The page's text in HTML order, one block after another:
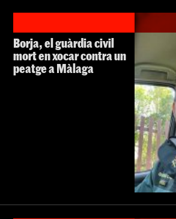
Borja, el guàrdia civil
mort en xocar contra un
peatge a Màlaga